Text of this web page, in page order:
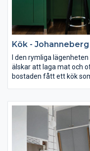
Kök - Johanneberg
I den rymliga
älskar att laga mat och
bostaden fått ett kök
funktionell teknik har